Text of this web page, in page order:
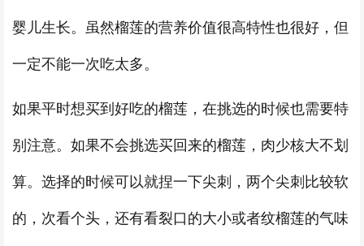
婴儿生长。虽然榴莲的营养价值很高特性也很好，但
一定不能一次吃太多。
如果平时想买到好吃的榴莲，在挑选的时候也需要特
别注意。如果不会挑选买回来的榴莲，肉少核大不划
算。选择的时候可以就捏一下尖刺，两个尖刺比较软
的，次看个头，还有看裂口的大小或者纹榴莲的气味